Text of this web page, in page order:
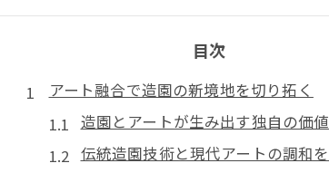
目次
アート融合で造園の新境地を切り拓く
造園とアートが生み出す独自の価
伝統造園技術と現代アートの調和